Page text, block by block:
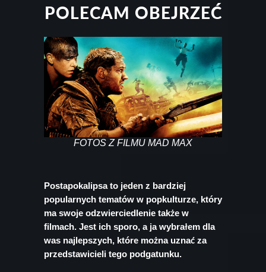
POLECAM OBEJRZEĆ
FOTOS Z FILMU MAD MAX
Postapokalipsa to jeden z bardziej
popularnych tematów w popkulturze, który
ma swoje odzwierciedlenie także w
filmach. Jest ich sporo, a ja wybrałem dla
was najlepszych, które można uznać za
przedstawicieli tego podgatunku.